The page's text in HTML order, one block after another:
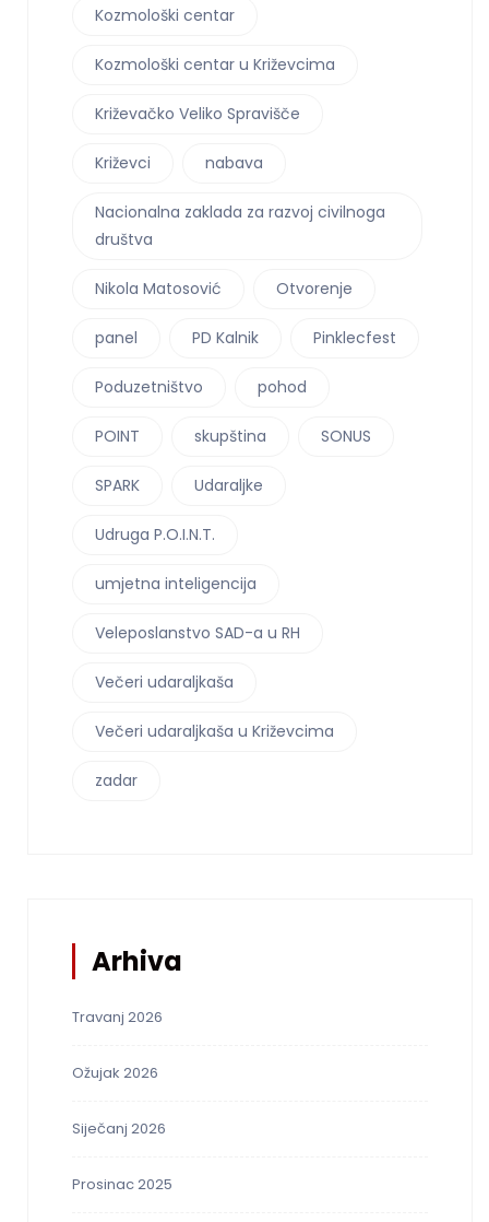
Kozmološki centar
Kozmološki centar u Križevcima
Križevačko Veliko Spravišče
Križevci nabava
Nacionalna zaklada za razvoj civilnoga
društva
Nikola Matosović Otvorenje
panel PD Kalnik Pinklecfest
Poduzetništvo pohod
POINT skupština SONUS
SPARK Udaraljke
Udruga P.O.I.N.T.
umjetna inteligencija
Veleposlanstvo SAD-a u RH
Večeri udaraljkaša
Večeri udaraljkaša u Križevcima
zadar
Arhiva
Travanj 2026
Ožujak 2026
Siječanj 2026
Prosinac 2025